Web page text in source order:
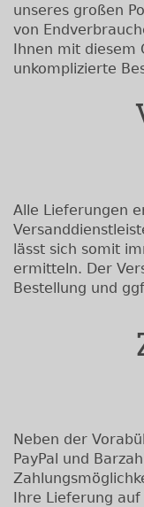
unseres großen
von
Ihnen mit diesem
unkomplizierte
Alle Lieferungen
lässt sich somit
ermitteln. Der
Bestellung und
Neben der
PayPal und
Ihre Lieferung auf